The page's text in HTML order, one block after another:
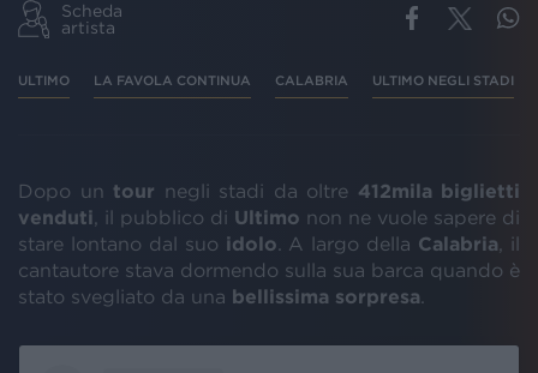
Scheda
artista
ULTIMO LA FAVOLA CONTINUA CALABRIA ULTIMO NEGLI STADI
Dopo un tour negli stadi da oltre 412mila biglietti
venduti , il pubblico di Ultimo non ne vuole sapere di
stare lontano dal suo idolo . A largo della Calabria , il
cantautore stava dormendo sulla sua barca quando è
stato svegliato da una bellissima sorpresa